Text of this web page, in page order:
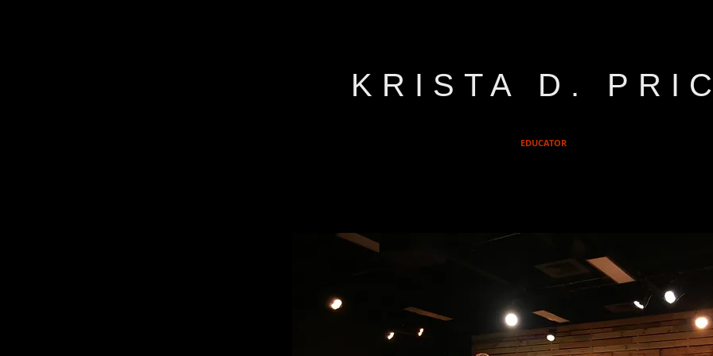
KRISTA D.
EDUCATOR